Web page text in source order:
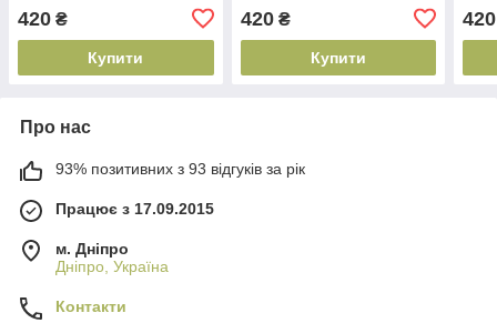
420 ₴
Купити
420₴
Купити
420
Про нас
93% позитивних з 93 відгуків за рік
Працює з 17.09.2015
м. Дніпро
Дніпро, Україна
Контакти